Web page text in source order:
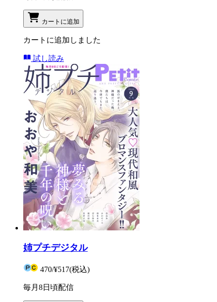
カートに追加
カートに追加しました
試し読み
姉プチデジタル
470/¥517(税込)
毎月8日頃配信